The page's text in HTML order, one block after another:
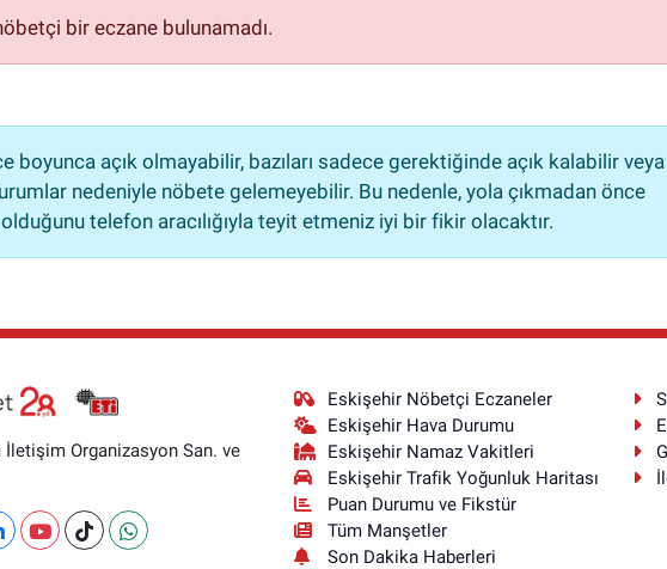
bir eczane bulunamadı.
boyunca açık olmayabilir, bazıları sadece gerektiğinde açık kalabilir veya
nedeniyle nöbete gelemeyebilir. Bu nedenle, yola çıkmadan önce
telefon aracılığıyla teyit etmeniz iyi bir fikir olacaktır.
İletişim Organizasyon San. ve
Eskişehir Nöbetçi Eczaneler
Eskişehir Hava Durumu
Eskişehir Namaz Vakitleri
Eskişehir Trafik Yoğunluk Haritası
Puan Durumu ve Fikstür
Tüm Manşetler
Son Dakika Haberleri